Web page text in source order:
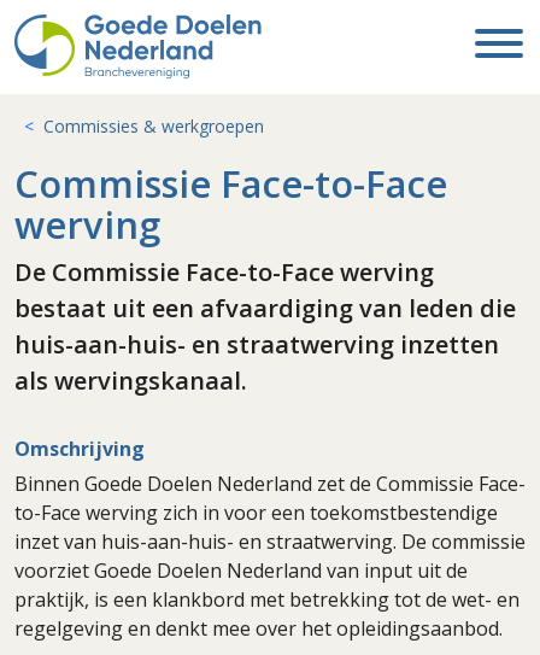
Commissies & werkgroepen
Commissie Face-to-Face
werving
De Commissie Face-to-Face werving
bestaat uit een afvaardiging van leden die
huis-aan-huis- en straatwerving inzetten
als wervingskanaal.
Omschrijving
Binnen Goede Doelen Nederland zet de Commissie Face-
to-Face werving zich in voor een toekomstbestendige
inzet van huis-aan-huis- en straatwerving. De commissie
voorziet Goede Doelen Nederland van input uit de
praktijk, is een klankbord met betrekking tot de wet- en
regelgeving en denkt mee over het opleidingsaanbod.